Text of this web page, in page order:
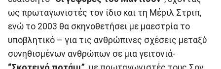
ως πρωταγωνιστές τον ίδιο και τη Μέριλ Στριπ,
ενώ το 2003 θα σκηνοθετήσει με μαεστρία το
υποβλητικό – για τις ανθρώπινες σχέσεις μεταξύ
συνηθισμένων ανθρώπων σε μια γειτονιά-